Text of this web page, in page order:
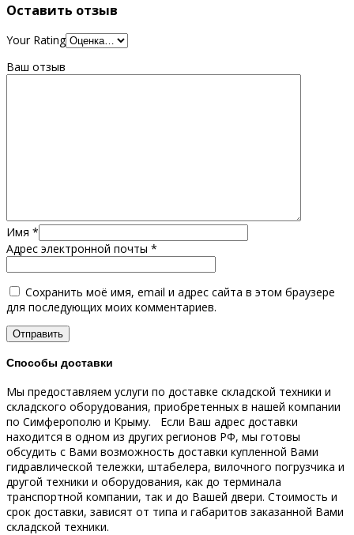
Оставить отзыв
Your Rating
Ваш отзыв
Имя *
Адрес электронной почты *
Сохранить моё имя, email и адрес сайта в этом браузере
для последующих моих комментариев.
Способы доставки
Мы предоставляем услуги по доставке складской техники и
складского оборудования, приобретенных в нашей компании
по Симферополю и Крыму.
Если Ваш адрес доставки
находится в одном из других регионов РФ, мы готовы
обсудить с Вами возможность доставки купленной Вами
гидравлической тележки, штабелера, вилочного погрузчика и
другой техники и оборудования, как до терминала
транспортной компании, так и до Вашей двери. Стоимость и
срок доставки, зависят от типа и габаритов заказанной Вами
складской техники.